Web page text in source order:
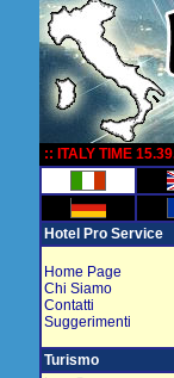
:: ITALY TIME
Hotel Pro Service
Home Page
Chi Siamo
Contatti
Suggerimenti
Turismo